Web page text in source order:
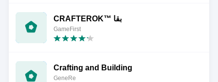
CRAFTEROK™ بقا
GameFirst
Crafting and Building
GeneRe